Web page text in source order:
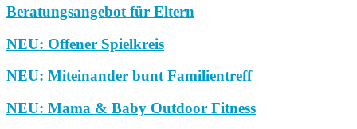
Beratungsangebot für Eltern
NEU: Offener Spielkreis
NEU: Miteinander bunt Familientreff
NEU: Mama & Baby Outdoor Fitness